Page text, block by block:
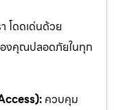
โดดเด่นด้วย
งคุณปลอดภัยในทุก
ควบคุม